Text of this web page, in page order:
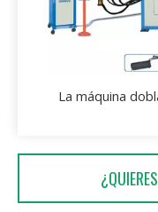
La máquina